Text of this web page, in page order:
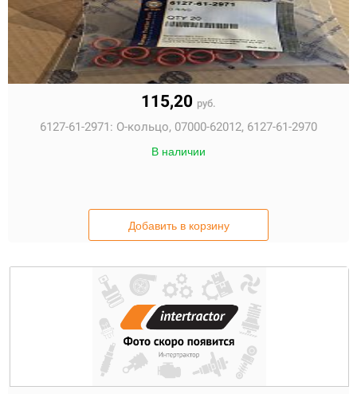
115,20 руб.
6127-61-2971: О-кольцо, 07000-62012, 6127-61-2970
В наличии
Добавить в корзину